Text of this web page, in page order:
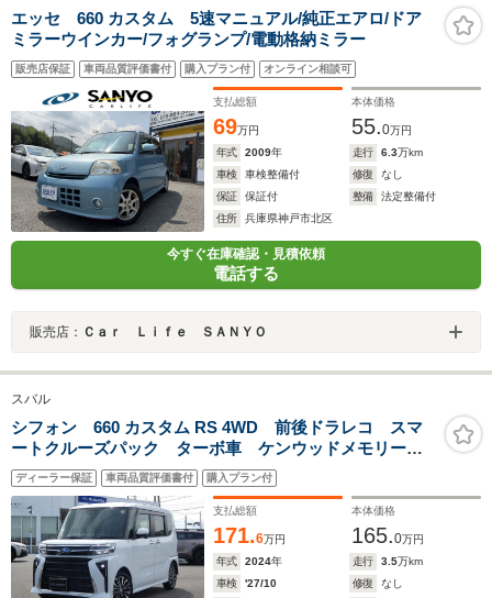
エッセ 660 カスタム 5速マニュアル/純正エアロ/ドア
ミラーウインカー/フォグランプ/電動格納ミラー
販売店保証 車両品質評価書付 購入プラン付 オンライン相談可
支払総額
69万円
本体価格
55.0万円
年式
2009年 走行 6.3万km
車検
車検整備付 修復
なし
保証
保証付 整備
法定整備付
住所
兵庫県神戸市北区
今すぐ在庫確認・見積依頼
電話する
販売店： Ｃａｒ Ｌｉｆｅ ＳＡＮＹＯ
スバル
シフォン 660 カスタム RS 4WD 前後ドラレコ スマ
ートクルーズパック ターボ車 ケンウッドメモリーナ
ビ フルセグ Bluetoothオーディオ USB バックカメ
ラ ETC 障害物センサー 両側電動スライド シート
ヒーター
ディーラー保証 車両品質評価書付 購入プラン付
支払総額
171.6万円
本体価格
165.0万円
年式
2024年 走行 3.5万km
車検
'27/10 修復
なし